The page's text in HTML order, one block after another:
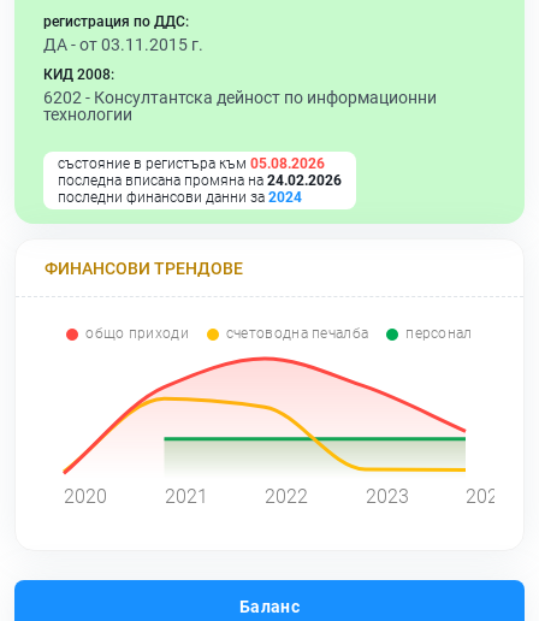
регистрация по ДДС:
ДА - от 03.11.2015 г.
КИД 2008:
6202 - Консултантска дейност по информационни
технологии
състояние в регистъра към 05.08.2026
последна вписана промяна на 24.02.2026
последни финансови данни за 2024
ФИНАНСОВИ ТРЕНДОВЕ
общо приходи счетоводна печалба персонал
2020 2021 2022 2023 2024
Баланс